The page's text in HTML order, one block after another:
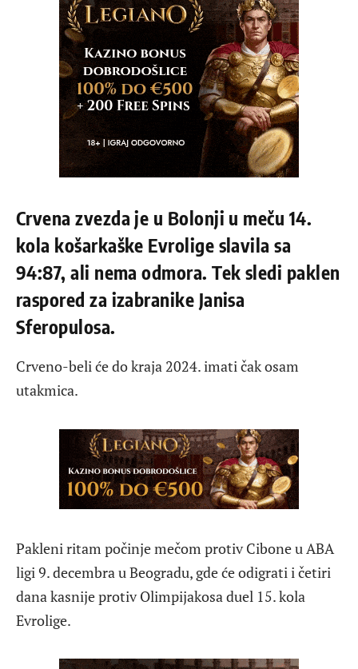
Crvena zvezda je u Bolonji u meču 14.
kola košarkaške Evrolige slavila sa
94:87, ali nema odmora. Tek sledi paklen
raspored za izabranike Janisa
Sferopulosa.
Crveno-beli će do kraja 2024. imati čak osam
utakmica.
Pakleni ritam počinje mečom protiv Cibone u ABA
ligi 9. decembra u Beogradu, gde će odigrati i četiri
dana kasnije protiv Olimpijakosa duel 15. kola
Evrolige.